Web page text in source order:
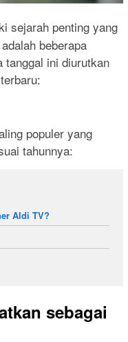
sejarah penting yang
beberapa
tanggal ini diurutkan
populer yang
tahunnya:
Aldi TV?
sebagai